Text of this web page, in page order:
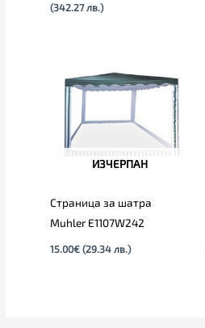
(342.27 лв.)
ИЗЧЕРПАН
Страница за шатра
Muhler E1107W242
15.00€ (29.34 лв.)